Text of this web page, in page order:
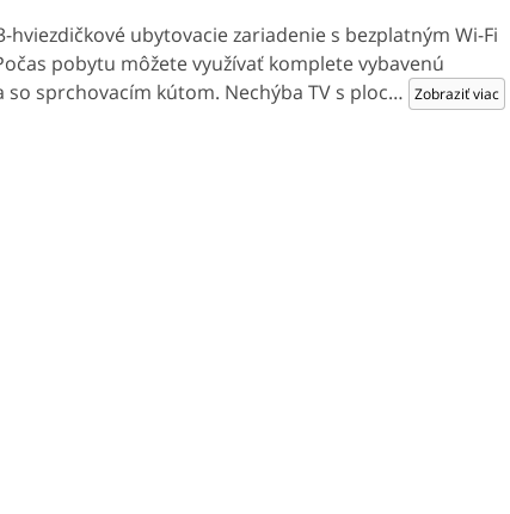
ubytovacie zariadenie s bezplatným Wi-Fi
pobytu môžete využívať komplete vybavenú
sprchovacím kútom. Nechýba TV s ploc… Zobraziť viac